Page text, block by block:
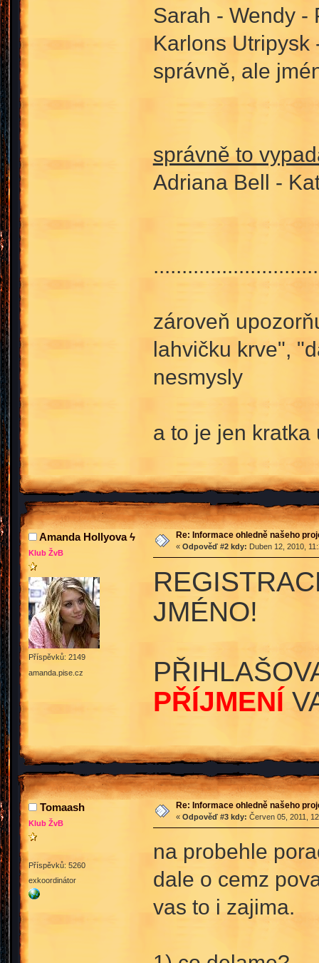
Sarah - Wendy -
Karlons Utripysk
správně, ale
správně to
Adriana Bell -
zároveň
lahvičku krve",
nesmysly
a to je jen kratka
Amanda Hollyova ϟ
Klub ŽvB
Příspěvků: 2149
amanda.pise.cz
Re: Informace ohledně našeho
« Odpověď #2 kdy: Duben 12, 2010,
JMÉNO!
PŘÍJMENÍ
Tomaash
Klub ŽvB
Příspěvků: 5260
exkoordinátor
Re: Informace ohledně našeho
« Odpověď #3 kdy: Červen 05, 2011,
na probehle
dale o cemz
vas to i zajima.